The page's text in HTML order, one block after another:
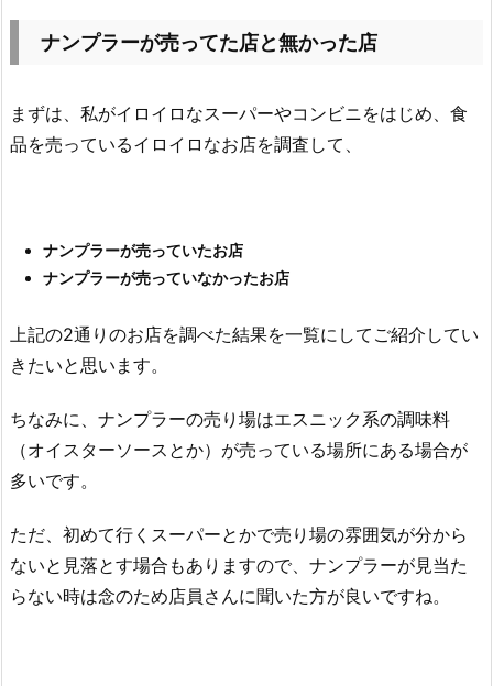
ナンプラーが売ってた店と無かった店
まずは、私がイロイロなスーパーやコンビニをはじめ、食
品を売っているイロイロなお店を調査して、
ナンプラーが売っていたお店
ナンプラーが売っていなかったお店
上記の2通りのお店を調べた結果を一覧にしてご紹介してい
きたいと思います。
ちなみに、ナンプラーの売り場はエスニック系の調味料
（オイスターソースとか）が売っている場所にある場合が
多いです。
ただ、初めて行くスーパーとかで売り場の雰囲気が分から
ないと見落とす場合もありますので、ナンプラーが見当た
らない時は念のため店員さんに聞いた方が良いですね。